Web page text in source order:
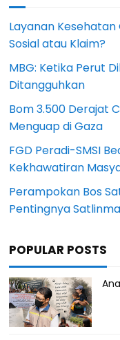
Layanan
Sosial atau Klaim?
MBG: Ketika Perut
Ditangguhkan
Bom 3.500 Derajat
Menguap di Gaza
FGD Peradi-SMSI
Kekhawatiran
Perampokan Bos
Pentingnya
POPULAR POSTS